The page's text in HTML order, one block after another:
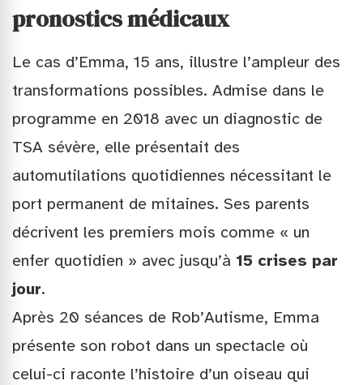
pronostics médicaux
Le cas d’Emma, 15 ans, illustre l’ampleur des
transformations possibles. Admise dans le
programme en 2018 avec un diagnostic de
TSA sévère, elle présentait des
automutilations quotidiennes nécessitant le
port permanent de mitaines. Ses parents
décrivent les premiers mois comme « un
enfer quotidien » avec jusqu’à 15 crises par
jour.
Après 20 séances de Rob’Autisme, Emma
présente son robot dans un spectacle où
celui-ci raconte l’histoire d’un oiseau qui